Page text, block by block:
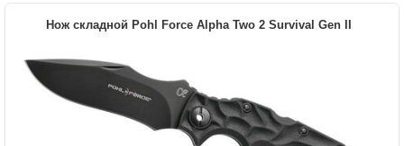
Нож складной Pohl Force Alpha Two 2 Survival Gen II